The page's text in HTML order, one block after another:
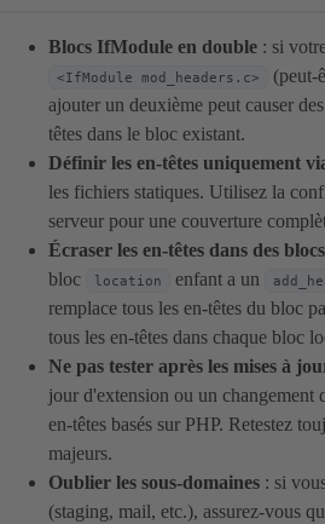
Blocs IfModule en double : si
<IfModule mod_headers.c>
(peut-
ajouter un deuxième peut causer
têtes dans le bloc existant.
Définir les en-têtes uniquement
les fichiers statiques. Utilisez la
serveur pour une couverture
Écraser les en-têtes dans des
bloc
location enfant a un
remplace tous les en-têtes du bloc
tous les en-têtes dans chaque bloc
Ne pas tester après les mises à
jour d'extension ou un changement
en-têtes basés sur PHP. Retestez
majeurs.
Oublier les sous-domaines : si
(staging, mail, etc.), assurez-vous